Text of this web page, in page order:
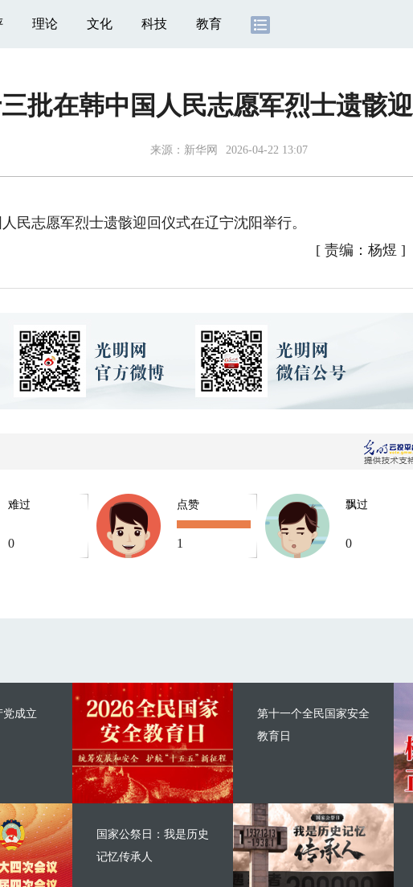
理论 文化 科技 教育
批在韩中国人民志愿军烈士遗骸
来源： 新华网 2026-04-22 13:07
志愿军烈士遗骸迎回仪式在辽宁沈阳举行。
[ 责编：杨煜 ]
难过
0
点赞
1
飘过
0
党成立
第十一个全民国家安全
教育日
国家公祭日：我是历史
记忆传承人